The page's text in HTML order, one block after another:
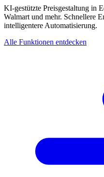
KI-gestützte Preisgestaltung in
Walmart und mehr. Schnellere
intelligentere Automatisierung.
Alle Funktionen entdecken